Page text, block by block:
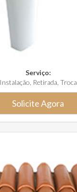
Serviço:
Instalação, Retirada, Troca
Solicite Agora